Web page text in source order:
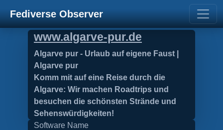
Fediverse Observer
www.algarve-pur.de
Algarve pur - Urlaub auf eigene Faust |
Algarve pur
Komm mit auf eine Reise durch die
Algarve: Wir machen Roadtrips und
besuchen die schönsten Strände und
Sehenswürdigkeiten!
Software Name